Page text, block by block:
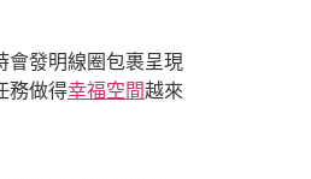
發明線圈包裹呈現
務做得幸福空間越來